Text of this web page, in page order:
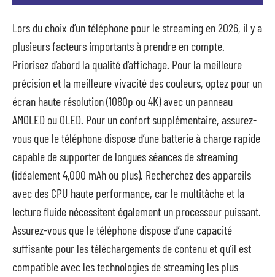
Lors du choix d’un téléphone pour le streaming en 2026, il y a
plusieurs facteurs importants à prendre en compte.
Priorisez d’abord la qualité d’affichage. Pour la meilleure
précision et la meilleure vivacité des couleurs, optez pour un
écran haute résolution (1080p ou 4K) avec un panneau
AMOLED ou OLED. Pour un confort supplémentaire, assurez-
vous que le téléphone dispose d’une batterie à charge rapide
capable de supporter de longues séances de streaming
(idéalement 4,000 mAh ou plus). Recherchez des appareils
avec des CPU haute performance, car le multitâche et la
lecture fluide nécessitent également un processeur puissant.
Assurez-vous que le téléphone dispose d’une capacité
suffisante pour les téléchargements de contenu et qu’il est
compatible avec les technologies de streaming les plus